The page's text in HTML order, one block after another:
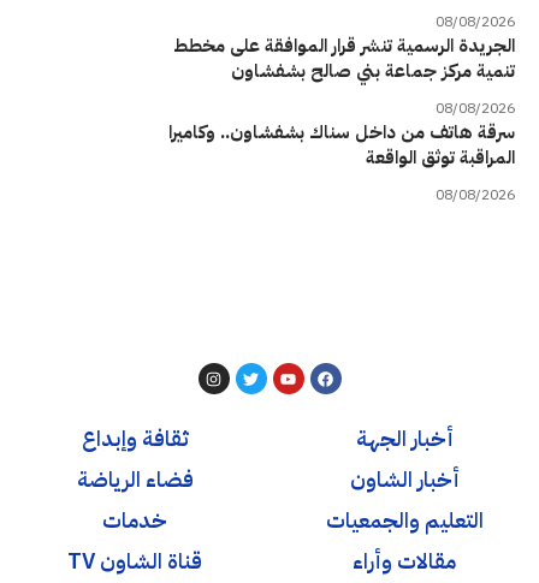
08/08/2026
الجريدة الرسمية تنشر قرار الموافقة على مخطط
تنمية مركز جماعة بني صالح بشفشاون
08/08/2026
سرقة هاتف من داخل سناك بشفشاون.. وكاميرا
المراقبة توثق الواقعة
08/08/2026
أخبار الجهة
أخبار الشاون
التعليم والجمعيات
مقالات وأراء
ثقافة وإبداع
فضاء الرياضة
خدمات
قناة الشاون TV